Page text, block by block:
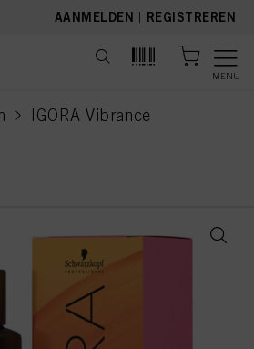
AANMELDEN | REGISTREREN
MENU
IGORA Vibrance
current page